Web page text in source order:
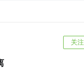
关注